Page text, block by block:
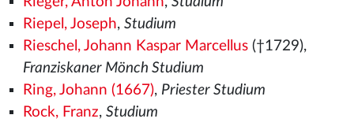
Riepel, Joseph, Studium
Rieschel, Johann Kaspar Marcellus(†1729),
Franziskaner Mönch Studium
Ring, Johann (1667), Priester Studium
Rock, Franz, Studium